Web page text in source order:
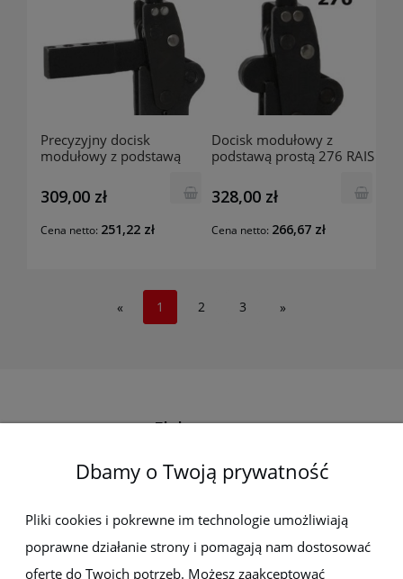
Precyzyjny docisk
modułowy z podstawą
309,00 zł
Cena netto: 251,22 zł
Docisk modułowy z
podstawą prostą 276 RAIS
328,00 zł
Cena netto: 266,67 zł
« 1 2 3 »
Elektro-met
Pomoc
Dostawa i płatności
Moje konto
Dbamy o Twoją prywatność
Pliki cookies i pokrewne im technologie umożliwiają
poprawne działanie strony i pomagają nam dostosować
ofertę do Twoich potrzeb. Możesz zaakceptować